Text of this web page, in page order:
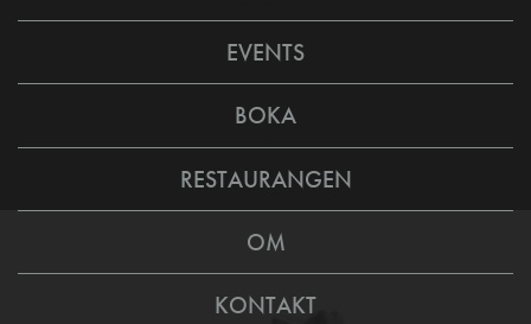
EVENTS
BOKA
RESTAURANGEN
OM
KONTAKT